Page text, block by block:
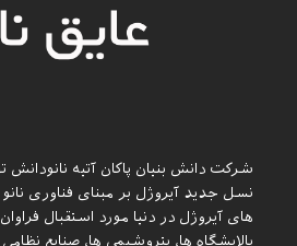
شرکت دانش بنیان پاکان آتیه نانودانش
نسل جدید آیروژل بر مبنای فناوری
های آیروژل در دنیا مورد استقبال
پالایشگاه ها، پتروشیمی ها، صنایع